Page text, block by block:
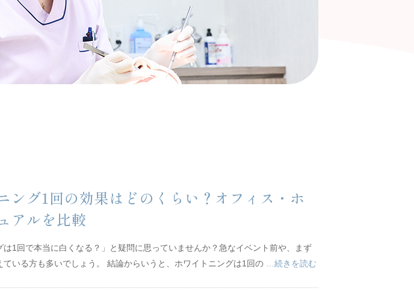
医院紹介
お知らせ
ング1回の効果はどのくらい？オフィス・ホ
アルを比較
は1回で本当に白くなる？」と疑問に思っていませんか？急なイベント前や、まず
ている方も多いでしょう。 結論からいうと、ホワイトニングは1回の
…続きを読む